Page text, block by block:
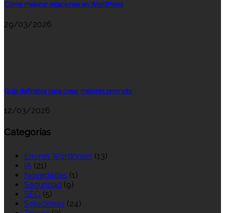
Cómo mejorar relaciones en WordPress
29/03/2026
Guía definitiva para crear mejores prompts
12/03/2026
Categorías
Errores Wordpress (13)
IA (21)
Novedades (1)
Seguridad (9)
SEO (5)
Soluciones (24)